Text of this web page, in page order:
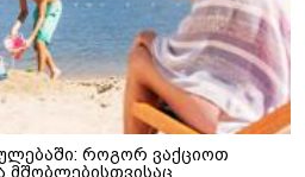
როგორ ვაქციოთ
მშობლებისთვისაც